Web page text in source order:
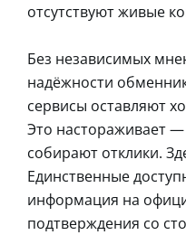
отсутствуют живые
Без независимых
надёжности
сервисы оставляют
Это настораживает
собирают отклики.
Единственные
информация на
подтверждения со